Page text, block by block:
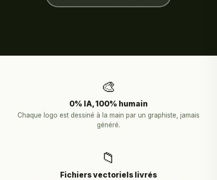
🎨
0% IA, 100% humain
Chaque logo est dessiné à la main par un graphiste, jamais
généré.
📁
Fichiers vectoriels livrés